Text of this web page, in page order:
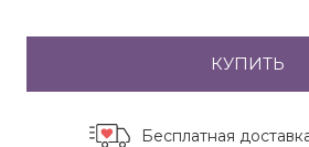
КУПИТЬ
Бесплатная